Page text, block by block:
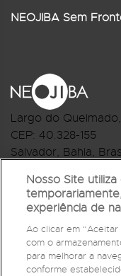
NEOJIBA Sem
Largo do
CEP: 40.328-155
Salvador, Bahia,
R.Monte Castelo
CEP: 40.301-210
Salvador, Bahia,
Telefone:(71) 3032-
Nosso Site
experiência de
Ao clicar em
com o
para melhorar a
conforme